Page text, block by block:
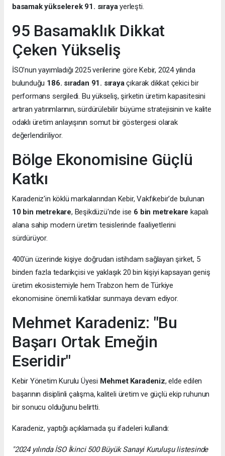
basamak yükselerek 91. sırayayerleşti.
95 Basamaklık Dikkat
Çeken Yükseliş
İSO'nun yayımladığı 2025 verilerine göre Kebir, 2024 yılında
bulunduğu 186. sıradan 91. sırayaçıkarak dikkat çekici bir
performans sergiledi. Bu yükseliş, şirketin üretim kapasitesini
artıran yatırımlarının, sürdürülebilir büyüme stratejisinin ve kalite
odaklı üretim anlayışının somut bir göstergesi olarak
değerlendiriliyor.
Bölge Ekonomisine Güçlü
Katkı
Karadeniz'in köklü markalarından Kebir, Vakfıkebir'de bulunan
10 bin metrekare, Beşikdüzü'nde ise 6 bin metrekare kapalı
alana sahip modern üretim tesislerinde faaliyetlerini
sürdürüyor.
400'ün üzerinde kişiye doğrudan istihdam sağlayan şirket, 5
binden fazla tedarikçisi ve yaklaşık 20 bin kişiyi kapsayan geniş
üretim ekosistemiyle hem Trabzon hem de Türkiye
ekonomisine önemli katkılar sunmaya devam ediyor.
Mehmet Karadeniz: "Bu
Başarı Ortak Emeğin
Eseridir"
Kebir Yönetim Kurulu Üyesi Mehmet Karadeniz, elde edilen
başarının disiplinli çalışma, kaliteli üretim ve güçlü ekip ruhunun
bir sonucu olduğunu belirtti.
Karadeniz, yaptığı açıklamada şu ifadeleri kullandı:
"2024 yılında İSO İkinci 500 Büyük Sanayi Kuruluşu listesinde